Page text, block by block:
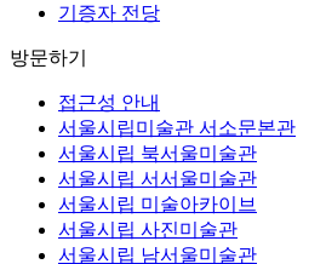
기증자 전당
방문하기
접근성 안내
서울시립미술관 서소문본관
서울시립 북서울미술관
서울시립 서서울미술관
서울시립 미술아카이브
서울시립 사진미술관
서울시립 남서울미술관